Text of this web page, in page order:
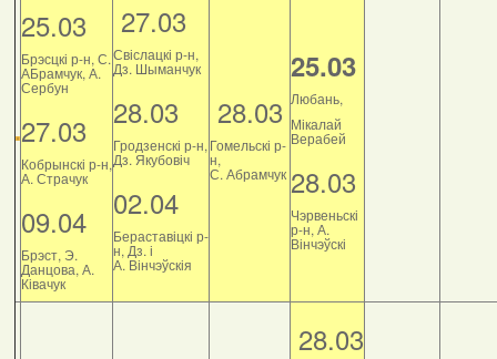
25.03
Брэсцкі р-н, С.
АБрамчук, А.
Сербун
27.03
Кобрынскі р-н,
А. Страчук
09.04
Брэст, Э.
Данцова, А.
Ківачук
27.03
Свіслацкі р-н,
Дз. Шыманчук
28.03
Гродзенскі р-н,
Дз. Якубовіч
02.04
Бераставіцкі р-
н, Дз. і
А. Вінчэўскія
28.03
Гомельскі р-
н,
С. Абрамчук
25.03
Любань,
Мікалай
Верабей
28.03
Чэрвеньскі
р-н, А.
Вінчэўскі
28.03